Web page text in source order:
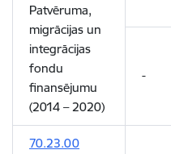
Patvēruma,
migrācijas un
integrācijas
fondu
finansējumu
(2014 –2020)
-
70.23.00